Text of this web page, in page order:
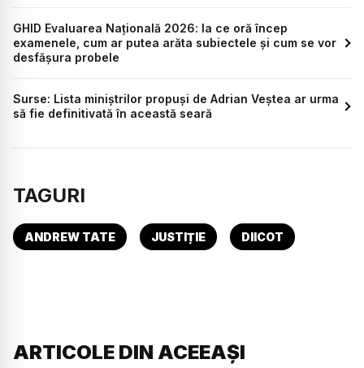
GHID Evaluarea Națională 2026: la ce oră încep
examenele, cum ar putea arăta subiectele și cum se vor
desfășura probele
Surse: Lista miniștrilor propuși de Adrian Veștea ar urma
să fie definitivată în această seară
TAGURI
ANDREW TATE JUSTIȚIE DIICOT
ARTICOLE DIN ACEEAȘI